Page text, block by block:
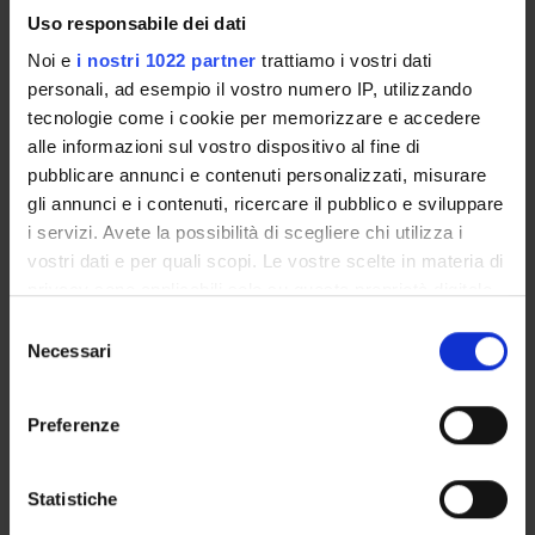
Uso responsabile dei dati
Noi e i nostri 1022 partner trattiamo i vostri dati
personali, ad esempio il vostro numero IP, utilizzando
tecnologie come i cookie per memorizzare e accedere
alle informazioni sul vostro dispositivo al fine di
pubblicare annunci e contenuti personalizzati, misurare
gli annunci e i contenuti, ricercare il pubblico e sviluppare
i servizi. Avete la possibilità di scegliere chi utilizza i
vostri dati e per quali scopi. Le vostre scelte in materia di
modificare o revocare il proprio consenso in qualsiasi
momento dalla Dichiarazione sui cookie o facendo clic
raccogliere informazioni sulla tua posizione
geografica, con un'approssimazione di qualche
delNecessari
Preferenze
Statistiche
EDALab s.r.l.
PARTECIPANTI AL PROGETTO
Alessia Bozzini
Franco Fummi
Professore ordinario
Personale di spin-off